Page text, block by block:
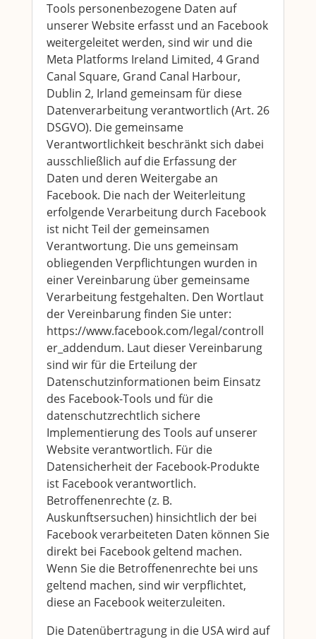
Tools personenbezogene Daten auf
unserer Website erfasst und an Facebook
weitergeleitet werden, sind wir und die
Meta Platforms Ireland Limited, 4 Grand
Canal Square, Grand Canal Harbour,
Dublin 2, Irland gemeinsam für diese
Datenverarbeitung verantwortlich (Art. 26
DSGVO). Die gemeinsame
Verantwortlichkeit beschränkt sich dabei
ausschließlich auf die Erfassung der
Daten und deren Weitergabe an
Facebook. Die nach der Weiterleitung
erfolgende Verarbeitung durch Facebook
ist nicht Teil der gemeinsamen
Verantwortung. Die uns gemeinsam
obliegenden Verpflichtungen wurden in
einer Vereinbarung über gemeinsame
Verarbeitung festgehalten. Den Wortlaut
der Vereinbarung finden Sie unter:
https://www.facebook.com/legal/controll
er_addendum. Laut dieser Vereinbarung
sind wir für die Erteilung der
Datenschutzinformationen beim Einsatz
des Facebook-Tools und für die
datenschutzrechtlich sichere
Implementierung des Tools auf unserer
Website verantwortlich. Für die
Datensicherheit der Facebook-Produkte
ist Facebook verantwortlich.
Betroffenenrechte (z. B.
Auskunftsersuchen) hinsichtlich der bei
Facebook verarbeiteten Daten können Sie
direkt bei Facebook geltend machen.
Wenn Sie die Betroffenenrechte bei uns
geltend machen, sind wir verpflichtet,
diese an Facebook weiterzuleiten.
Die Datenübertragung in die USA wird auf